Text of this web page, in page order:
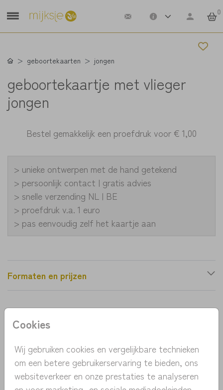
0
Cookies
Wij gebruiken cookies en vergelijkbare technieken
om een betere gebruikerservaring te bieden, ons
websiteverkeer en onze prestaties te analyseren
geboortekaarten jongen
geboortekaartje met vlieger
jongen
Bestel gemakkelijk een proefdruk voor€ 1,00
> unieke ontwerpen met de hand getekend
> persoonlijk contact | gratis advies
> snelle verzending NL | BE
> proefdruk v.a. 1 euro
> pas eenvoudig zelf het kaartje aan
Formaten en prijzen
Productinformatie
lief geboortekaartje met een blauwe vlieger
omringd door sterren. Pas het kaartje eenvoudig
zelf aan en bestel een proefdruk vanaf 1 euro.